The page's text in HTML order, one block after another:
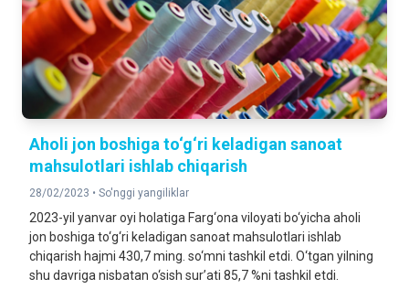
Aholi jon boshiga to‘g‘ri keladigan sanoat
mahsulotlari ishlab chiqarish
28/02/2023 • So'nggi yangiliklar
2023-yil yanvar oyi holatiga Farg‘ona viloyati bo‘yicha aholi
jon boshiga to‘g‘ri keladigan sanoat mahsulotlari ishlab
chiqarish hajmi 430,7 ming. so‘mni tashkil etdi. O‘tgan yilning
shu davriga nisbatan o‘sish sur’ati 85,7 %ni tashkil etdi.